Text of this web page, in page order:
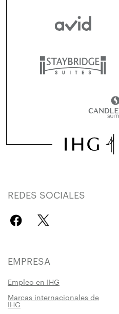
REDES SOCIALES
EMPRESA
Empleo en IHG
Marcas internacionales de
IHG